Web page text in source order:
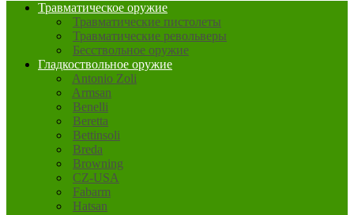
Травматическое оружие
Травматические пистолеты
Травматические револьверы
Бесствольное оружие
Гладкоствольное оружие
Antonio Zoli
Armsan
Benelli
Beretta
Bettinsoli
Breda
Browning
CZ-USA
Fabarm
Hatsan